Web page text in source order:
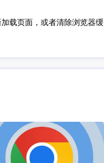
载页面，或者清除浏览器缓